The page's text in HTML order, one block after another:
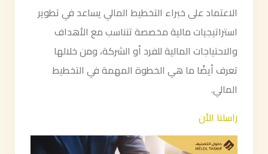
الاعتماد على خبراء التخطيط المالي يساعد في تطوير
استراتيجيات مالية مخصصة تتناسب مع الأهداف
والاحتياجات المالية للفرد أو الشركة، ومن خلالها
تعرف أيضًا ما هي الخطوة المهمة في التخطيط
المالي.
راسلنا الأن